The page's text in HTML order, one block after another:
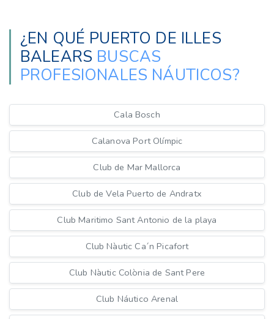
¿EN QUÉ PUERTO DE ILLES
BALEARS BUSCAS
PROFESIONALES NÁUTICOS?
Cala Bosch
Calanova Port Olímpic
Club de Mar Mallorca
Club de Vela Puerto de Andratx
Club Maritimo Sant Antonio de la playa
Club Nàutic Ca´n Picafort
Club Nàutic Colònia de Sant Pere
Club Náutico Arenal